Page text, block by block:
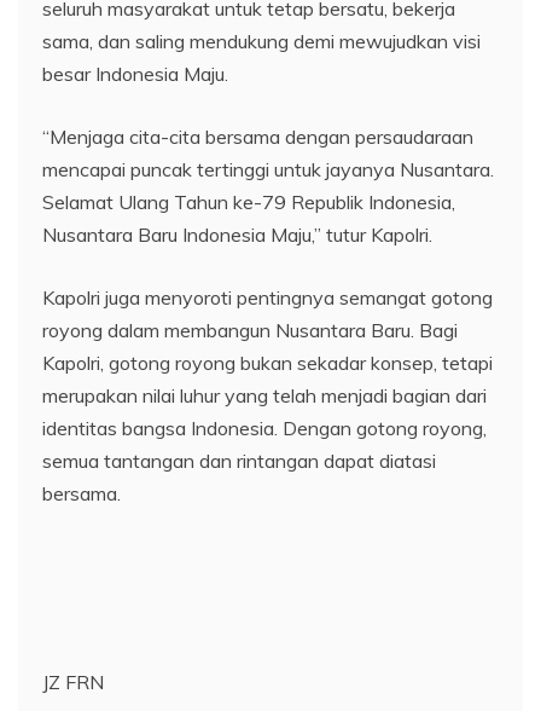
seluruh masyarakat untuk tetap bersatu, bekerja
sama, dan saling mendukung demi mewujudkan visi
besar Indonesia Maju.
“Menjaga cita-cita bersama dengan persaudaraan
mencapai puncak tertinggi untuk jayanya Nusantara.
Selamat Ulang Tahun ke-79 Republik Indonesia,
Nusantara Baru Indonesia Maju,” tutur Kapolri.
Kapolri juga menyoroti pentingnya semangat gotong
royong dalam membangun Nusantara Baru. Bagi
Kapolri, gotong royong bukan sekadar konsep, tetapi
merupakan nilai luhur yang telah menjadi bagian dari
identitas bangsa Indonesia. Dengan gotong royong,
semua tantangan dan rintangan dapat diatasi
bersama.
JZ FRN